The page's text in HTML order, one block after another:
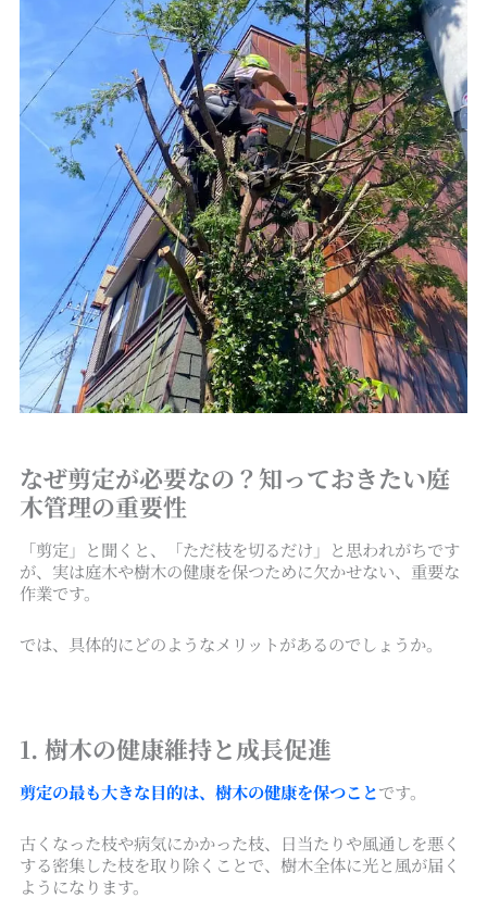
なぜ剪定が必要なの？知っておきたい庭
木管理の重要性
「剪定」と聞くと、「ただ枝を切るだけ」と思われがちです
が、実は庭木や樹木の健康を保つために欠かせない、重要な
作業です。
では、具体的にどのようなメリットがあるのでしょうか。
1. 樹木の健康維持と成長促進
剪定の最も大きな目的は、樹木の健康を保つことです。
古くなった枝や病気にかかった枝、日当たりや風通しを悪く
する密集した枝を取り除くことで、樹木全体に光と風が届く
ようになります。